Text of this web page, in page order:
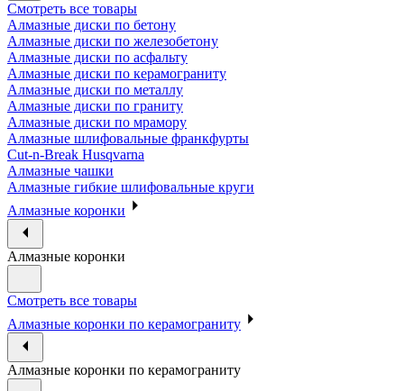
Смотреть все товары
Алмазные диски по бетону
Алмазные диски по железобетону
Алмазные диски по асфальту
Алмазные диски по керамограниту
Алмазные диски по металлу
Алмазные диски по граниту
Алмазные диски по мрамору
Алмазные шлифовальные франкфурты
Cut-n-Break Husqvarna
Алмазные чашки
Алмазные гибкие шлифовальные круги
Алмазные коронки
Алмазные коронки
Смотреть все товары
Алмазные коронки по керамограниту
Алмазные коронки по керамограниту